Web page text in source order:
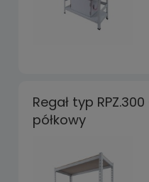
Regał typ
półkowy